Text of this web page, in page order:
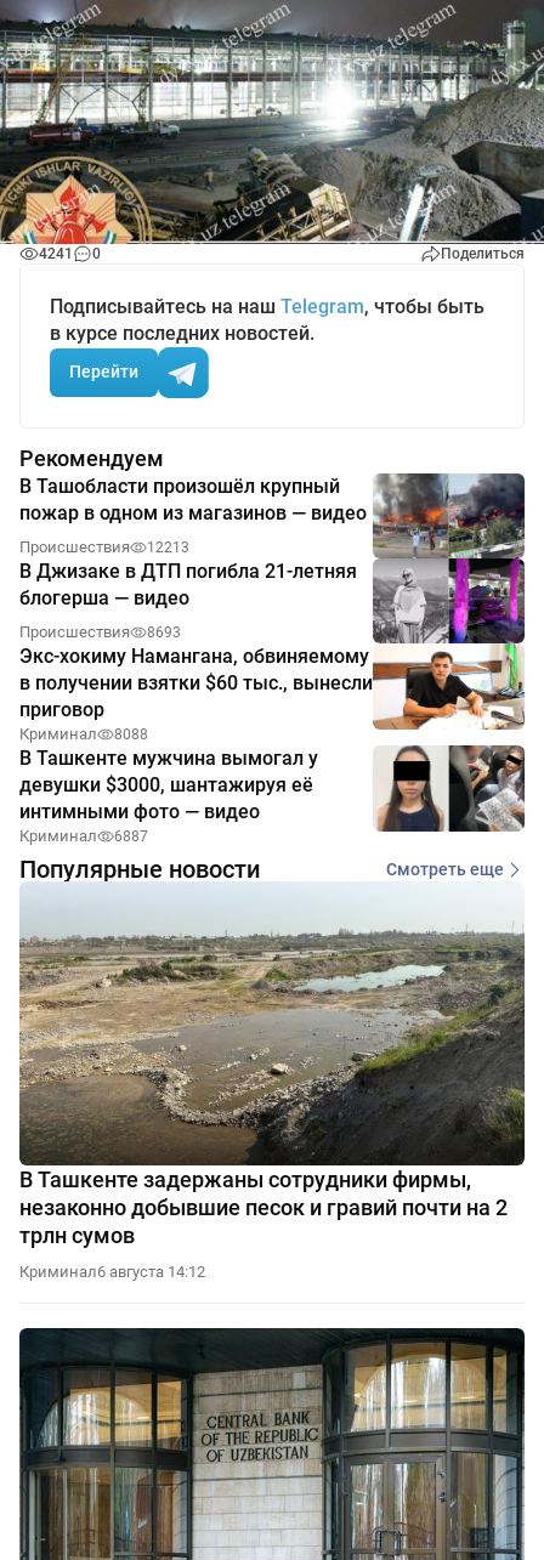
4241 0 Поделиться
Подписывайтесь на наш Telegram, чтобы быть
в курсе последних новостей.
Перейти
Рекомендуем
В Ташобласти произошёл крупный
пожар в одном из магазинов — видео
Происшествия 12213
В Джизаке в ДТП погибла 21-летняя
блогерша — видео
Происшествия 8693
Экс-хокиму Намангана, обвиняемому
в получении взятки $60 тыс., вынесли
приговор
Криминал 8088
В Ташкенте мужчина вымогал у
девушки $3000, шантажируя её
интимными фото — видео
Криминал 6887
Популярные новости Смотреть еще
В Ташкенте задержаны сотрудники фирмы,
незаконно добывшие песок и гравий почти на 2
трлн сумов
Криминал6 августа 14:12